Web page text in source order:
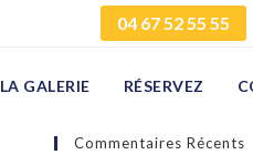
04 67 52 55 55
LA GALERIE RÉSERVEZ
Commentaires Récents